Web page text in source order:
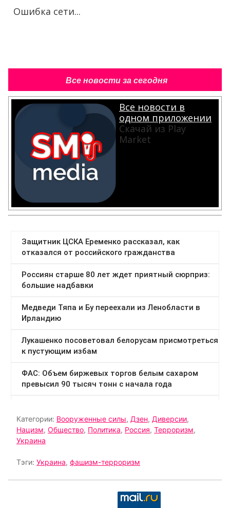
Ошибка сети...
Все новости за сегодня
Все новости в
одном приложении
Скачай из Play
Market
Категории: Вооруженные силы, Дзен, Диверсии,
Нацизм, Общество, Политика, Россия, Терроризм,
Украина
Тэги: Украина, фашизм-терроризм